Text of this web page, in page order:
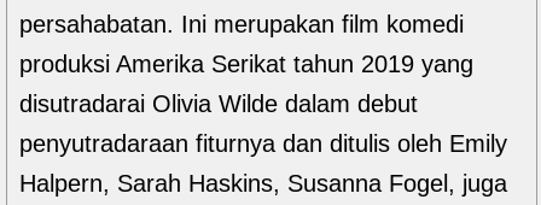
persahabatan. Ini merupakan film komedi
produksi Amerika Serikat tahun 2019 yang
disutradarai Olivia Wilde dalam debut
penyutradaraan fiturnya dan ditulis oleh Emily
Halpern, Sarah Haskins, Susanna Fogel, juga